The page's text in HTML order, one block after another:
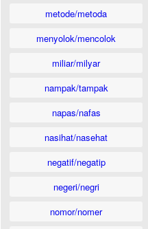
metode/metoda
menyolok/mencolok
miliar/milyar
nampak/tampak
napas/nafas
nasihat/nasehat
negatif/negatip
negeri/negri
nomor/nomer